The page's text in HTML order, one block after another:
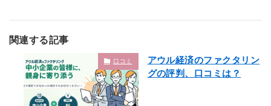
関連する記事
口コミ
アウル経済のファクタリン
グの評判、口コミは？